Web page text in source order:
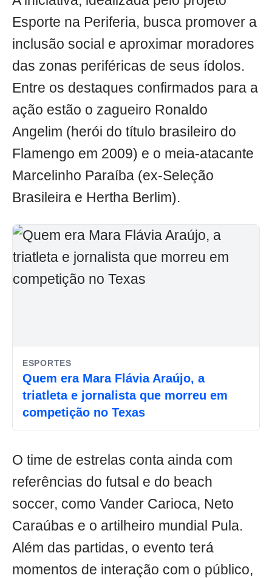
Esporte na Periferia, busca promover a
inclusão social e aproximar moradores
das zonas periféricas de seus ídolos.
Entre os destaques confirmados para a
ação estão o zagueiro Ronaldo
Angelim (herói do título brasileiro do
Flamengo em 2009) e o meia-atacante
Marcelinho Paraíba (ex-Seleção
Brasileira e Hertha Berlim).
ESPORTES
Quem era Mara Flávia Araújo, a
triatleta e jornalista que morreu em
competição no Texas
O time de estrelas conta ainda com
referências do futsal e do beach
soccer, como Vander Carioca, Neto
Caraúbas e o artilheiro mundial Pula.
Além das partidas, o evento terá
momentos de interação com o público,